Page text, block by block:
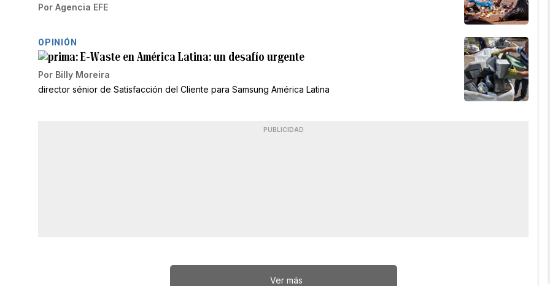
Por Agencia EFE
OPINIÓN
E-Waste en América Latina: un desafío urgente
Por Billy Moreira
director sénior de Satisfacción del Cliente para Samsung América Latina
PUBLICIDAD
Ver más